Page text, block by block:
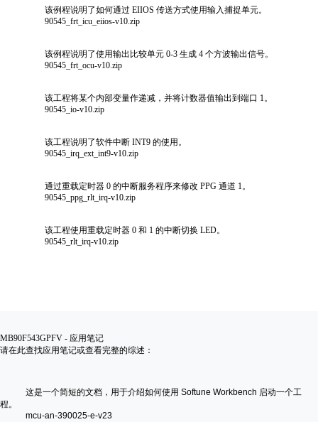
该例程说明了如何通过 EIIOS 传送方式使用输入捕捉单元。
90545_frt_icu_eiios-v10.zip
该例程说明了使用输出比较单元 0-3 生成 4 个方波输出信号。
90545_frt_ocu-v10.zip
该工程将某个内部变量作递减，并将计数器值输出到端口 1。
90545_io-v10.zip
该工程说明了软件中断 INT9 的使用。
90545_irq_ext_int9-v10.zip
通过重载定时器 0 的中断服务程序来修改 PPG 通道 1。
90545_ppg_rlt_irq-v10.zip
该工程使用重载定时器 0 和 1 的中断切换 LED。
90545_rlt_irq-v10.zip
MB90F543GPFV - 应用笔记
请在此查找应用笔记或查看完整的综述：
这是一个简短的文档，用于介绍如何使用 Softune Workbench 启动一个工
程。
mcu-an-390025-e-v23